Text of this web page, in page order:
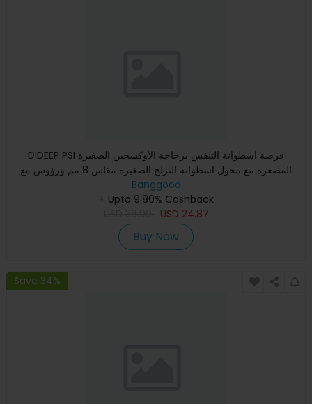
DIDEEP PSI قرصة اسطوانة التنفس بزجاجة الأوكسجين الصغيرة
المصغرة مع محول اسطوانة التزلج الصغيرة مقاس 8 مم ورؤوس مع
حزام ا
Banggood
+ Upto 9.80% Cashback
USD 24.87
Buy Now
Save 34%